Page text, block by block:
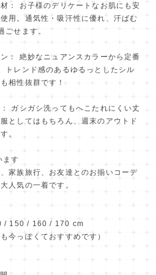
： お子様のデリケートなお肌にも安
用。通気性・吸汗性に優れ、汗ばむ
ごせます。
： 絶妙なニュアンスカラーから定番
トレンド感のあるゆるっとしたシル
相性抜群です！
ガシガシ洗ってもへこたれにくい丈
としてはもちろん、週末のアウトド
。
ます
家族旅行、お友達とのお揃いコーデ
人気の一着です。
/ 150 / 160 / 170 cm
今っぽくておすすめです）